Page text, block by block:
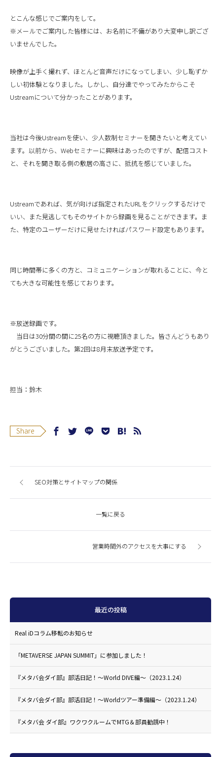
とこんな感じでご案内をして。
※メールでご案内した皆様には、お名前に不備があり大変申し訳ござ
いませんでした。
映像が上手く撮れず、ほとんど音声だけになってしまい、少し恥ずか
しい初体験となりました。しかし、自分達でやってみたからこそ
Ustreamについて分かったことがあります。
当社は今後Ustreamを使い、少人数制セミナーを開きたいと考えてい
ます。以前から、Webセミナーに興味はあったのですが、配信コスト
と、それを聞き取る側の敷居の高さに、抵抗を感じていました。
Ustreamであれば、気が向けば指定されたURLをクリックするだけで
いい、また見逃してもそのサイトから録画を見ることができます。ま
た、特定のユーザーだけに見せたければパスワード設定もあります。
同じ時間帯に多くの方と、コミュニケーションが取れることに、今と
ても大きな可能性を感じております。
※放送録画です。
当日は30分間の間に25名の方に視聴頂きました。皆さんどうもあり
がとうございました。第2回は8月末放送予定です。
担当：鈴木
Share
SEO対策とサイトマップの関係
一覧に戻る
営業時間外のアクセスを大事にする
最近の投稿
Real iDコラム移転のお知らせ
「METAVERSE JAPAN SUMMIT」に参加しました！
『メタバ会ダイ部』部活日記！〜World DIVE編〜（2023.1.24）
『メタバ会ダイ部』部活日記！〜Worldツアー準備編〜（2023.1.24）
『メタバ会 ダイ部』ワクワクルームでMTG＆部員勧誘中！